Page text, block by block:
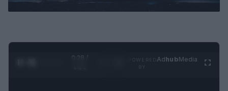
0:29 /
AdhubMedia